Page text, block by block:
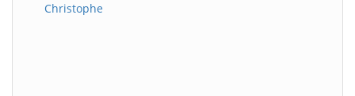
Christophe